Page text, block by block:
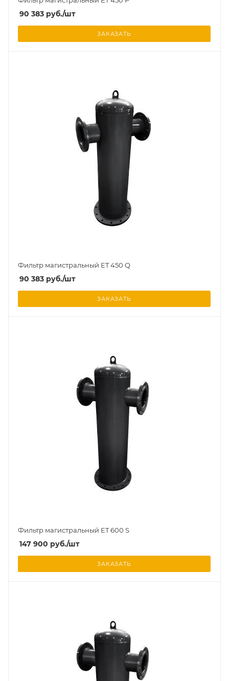
90 383 руб./шт
ЗАКАЗАТЬ
Фильтр магистральный ET 450 Q
90 383 руб./шт
ЗАКАЗАТЬ
Фильтр магистральный ET 600 S
147 900 руб./шт
ЗАКАЗАТЬ